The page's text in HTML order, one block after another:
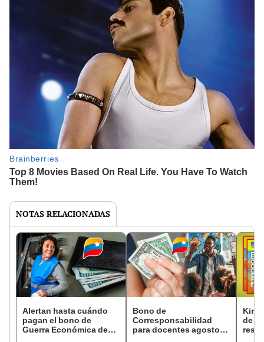
NOTAS RELACIONADAS
Alertan hasta cuándo
pagan el bono de
Guerra Económica de
Bono de
Corresponsabilidad
para docentes agosto
Kino
de